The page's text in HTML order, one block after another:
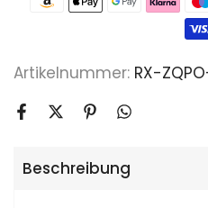
Artikelnummer: RX-
Beschreibung